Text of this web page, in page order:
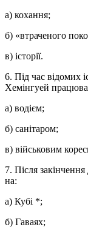
а) кохання;
б) «втраченого
в) історії.
6. Під час відомих
Хемінгуей
а) водієм;
б) санітаром;
в) військовим
7. Після
на:
а) Кубі *;
б) Гаваях;